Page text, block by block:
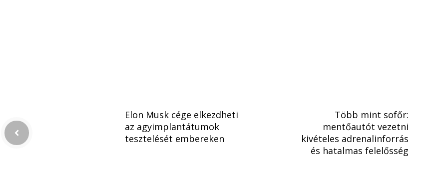
Elon Musk cége elkezdheti
az agyimplantátumok
tesztelését embereken
Több mint sofőr:
mentőautót vezetni
kivételes adrenalinforrás
és hatalmas felelősség